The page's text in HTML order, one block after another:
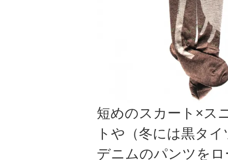
短めのスカート×ス
トや（冬には黒タ
デニムのパンツを